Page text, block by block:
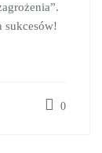
sukcesów!
0